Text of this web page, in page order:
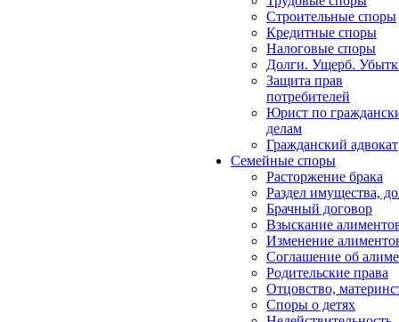
Строительные споры
Кредитные споры
Налоговые споры
Долги. Ущерб.
Защита прав
потребителей
Юрист по
делам
Гражданский адвокат
Семейные споры
Расторжение брака
Раздел имущества,
Брачный договор
Взыскание
Изменение
Соглашение об
Родительские права
Отцовство,
Споры о детях